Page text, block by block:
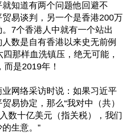
知道有两个问题他回避不
易谈判，另一个是香港200万
7个香港人中就有一个站出
数是自有香港以来史无前例
那样血洗镇压，绝无可能，
是2019年！
网络采访时说：如果习近平
易协定，那么“我对中（共）
数十亿美元（指关税），我们
生意。”